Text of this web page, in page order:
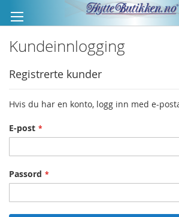
til
innhold
Kundeinnlogging
Registrerte kunder
Hvis du har en konto, logg inn med e-
E-post
Passord